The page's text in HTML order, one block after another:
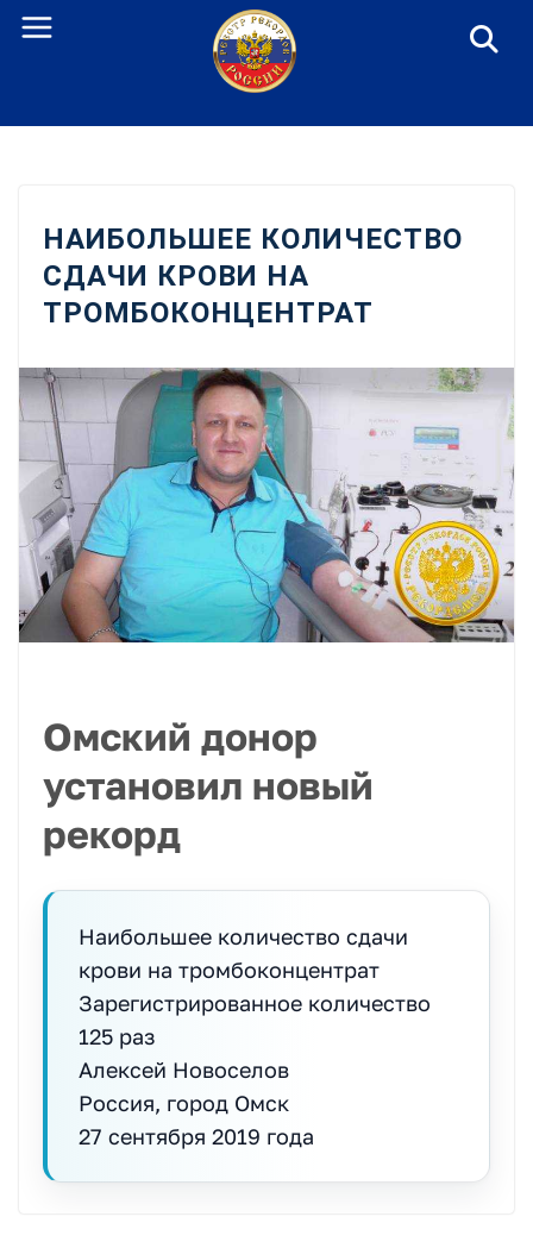
Перейти
НАИБОЛЬШЕЕ КОЛИЧЕСТВО
СДАЧИ КРОВИ НА
ТРОМБОКОНЦЕНТРАТ
Омский донор
установил новый
рекорд
Наибольшее количество сдачи
крови на тромбоконцентрат
Зарегистрированное количество
125 раз
Алексей Новоселов
Россия, город Омск
27 сентября 2019 года